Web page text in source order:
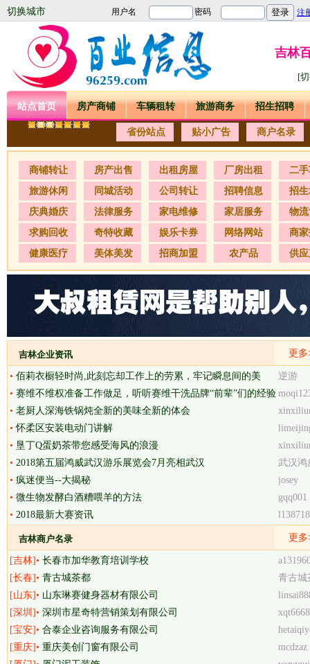
切换城市
吉林
[
站点首页 房产商铺 车辆租转 旅游商务 招生招聘
省份站点 贴小广告 商户名录
商铺转让 房产出售 出租房屋 厂房出租
二
旅游休闲
同城活动 公司转让 招聘信息
招
庆典婚庆
法律服务 家电维修 家居服务
物
求购回收
奇特收藏 娱乐卡券 网络网站
商
健康医疗
美体美发 招商加盟 农产品 供
吉林企业资讯 更多
• 佰莉衣橱轻时尚,此刻忘却工作上的劳累，牢记瞬息间的美
好。
逆游
• 赛维不维权准备工作做足，听听赛维干洗品牌“前辈”们的经验
• 老厨人深海铁锅炖全新的美味全新的体会
•怀柔区安装电动门讲解
• 垦丁Q蛋奶茶带您感受海风的浪漫
• 2018第五届鸿威武汉游乐展览会7月亮相武汉
武汉鸿
• 疯迷便当--大揭秘
josey
• 微生物发酵白酒糟喂羊的方法
gqq001
• 2018最新大赛资讯
吉林商户名录 更多
[吉林]• 长春市加华教育培训学校
[长春]• 青古城茶都
青古城
[山东]• 山东琳赛健身器材有限公司
[深圳]• 深圳市星奇特营销策划有限公司
[宝安]• 合泰企业咨询服务有限公司
[重庆]• 重庆美创门窗有限公司
mcdzaz